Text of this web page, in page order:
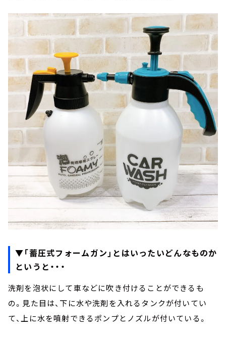
▼「蓄圧式フォームガン」とはいったいどんなものか
というと・・・
洗剤を泡状にして車などに吹き付けることができるも
の。見た目は、下に水や洗剤を入れるタンクが付いてい
て、上に水を噴射できるポンプとノズルが付いている。